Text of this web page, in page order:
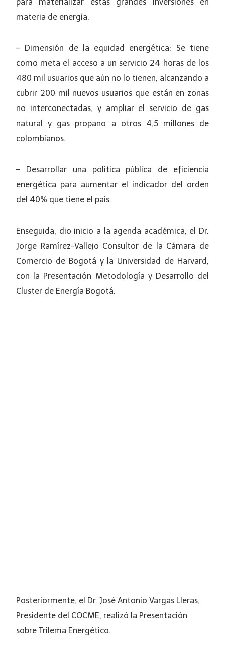
materia de energía.
– Dimensión de la equidad energética: Se tiene
como meta el acceso a un servicio 24 horas de los
480 mil usuarios que aún no lo tienen, alcanzando a
cubrir 200 mil nuevos usuarios que están en zonas
no interconectadas, y ampliar el servicio de gas
natural y gas propano a otros 4,5 millones de
colombianos.
– Desarrollar una política pública de eficiencia
energética para aumentar el indicador del orden
del 40% que tiene el país.
Enseguida, dio inicio a la agenda académica, el Dr.
Jorge Ramírez-Vallejo Consultor de la Cámara de
Comercio de Bogotá y la Universidad de Harvard,
con la Presentación Metodología y Desarrollo del
Cluster de Energía Bogotá.
Posteriormente, el Dr. José Antonio Vargas Lleras,
Presidente del COCME, realizó la Presentación
sobre Trilema Energético.